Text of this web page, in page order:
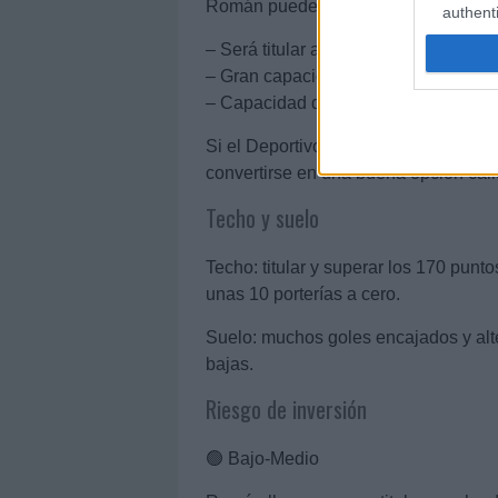
Román puede ser un portero
– Será titular al 99,9%.
– Gran capacidad para realizar
– Capacidad de mejora.
Si el Deportivo logra mantener
convertirse en una buena opción
Techo y suelo
Techo: titular y superar los 170
unas 10 porterías a cero.
Suelo: muchos goles encajados y
bajas.
Riesgo de inversión
🟢 Bajo-Medio